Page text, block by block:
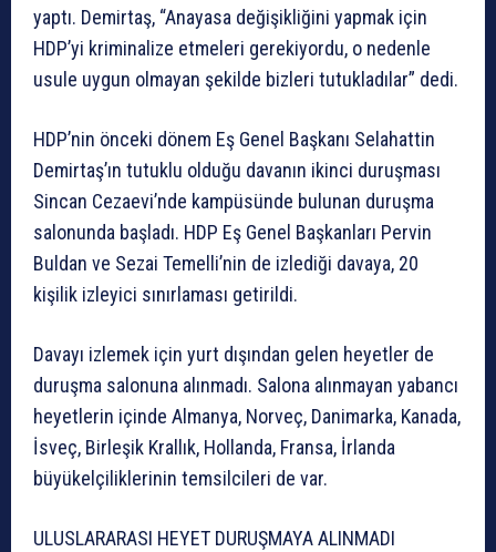
yaptı. Demirtaş, “Anayasa değişikliğini yapmak için
HDP’yi kriminalize etmeleri gerekiyordu, o nedenle
usule uygun olmayan şekilde bizleri tutukladılar” dedi.
HDP’nin önceki dönem Eş Genel Başkanı Selahattin
Demirtaş’ın tutuklu olduğu davanın ikinci duruşması
Sincan Cezaevi’nde kampüsünde bulunan duruşma
salonunda başladı. HDP Eş Genel Başkanları Pervin
Buldan ve Sezai Temelli’nin de izlediği davaya, 20
kişilik izleyici sınırlaması getirildi.
Davayı izlemek için yurt dışından gelen heyetler de
duruşma salonuna alınmadı. Salona alınmayan yabancı
heyetlerin içinde Almanya, Norveç, Danimarka, Kanada,
İsveç, Birleşik Krallık, Hollanda, Fransa, İrlanda
büyükelçiliklerinin temsilcileri de var.
ULUSLARARASI HEYET DURUŞMAYA ALINMADI